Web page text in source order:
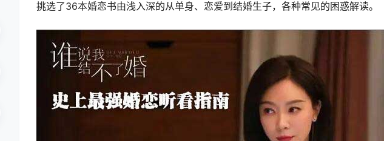
挑选了36本婚恋书由浅入深的从单身、恋爱到结婚生子，各种常见的困惑解读。